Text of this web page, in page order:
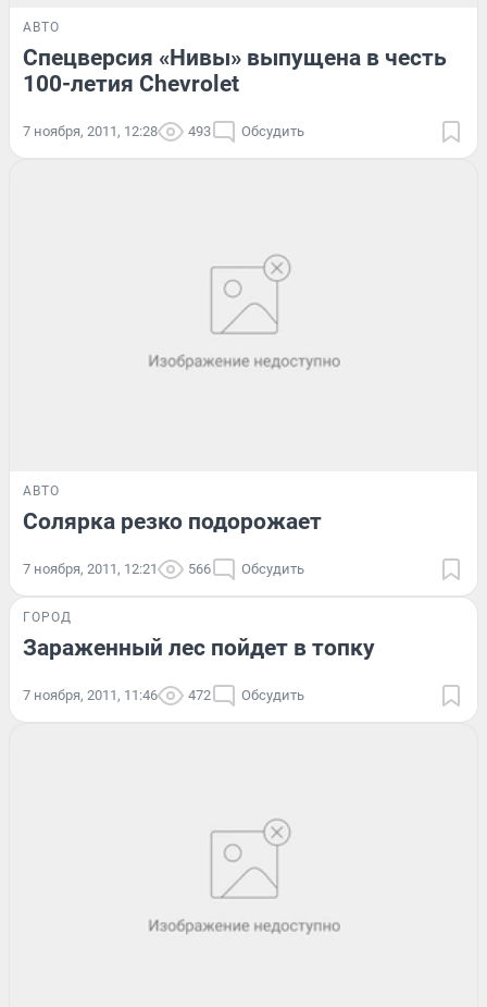
АВТО
Спецверсия «Нивы» выпущена в честь
100-летия Chevrolet
7 ноября, 2011, 12:28 493 Обсудить
АВТО
Солярка резко подорожает
7 ноября, 2011, 12:21 566 Обсудить
ГОРОД
Зараженный лес пойдет в топку
7 ноября, 2011, 11:46 472 Обсудить